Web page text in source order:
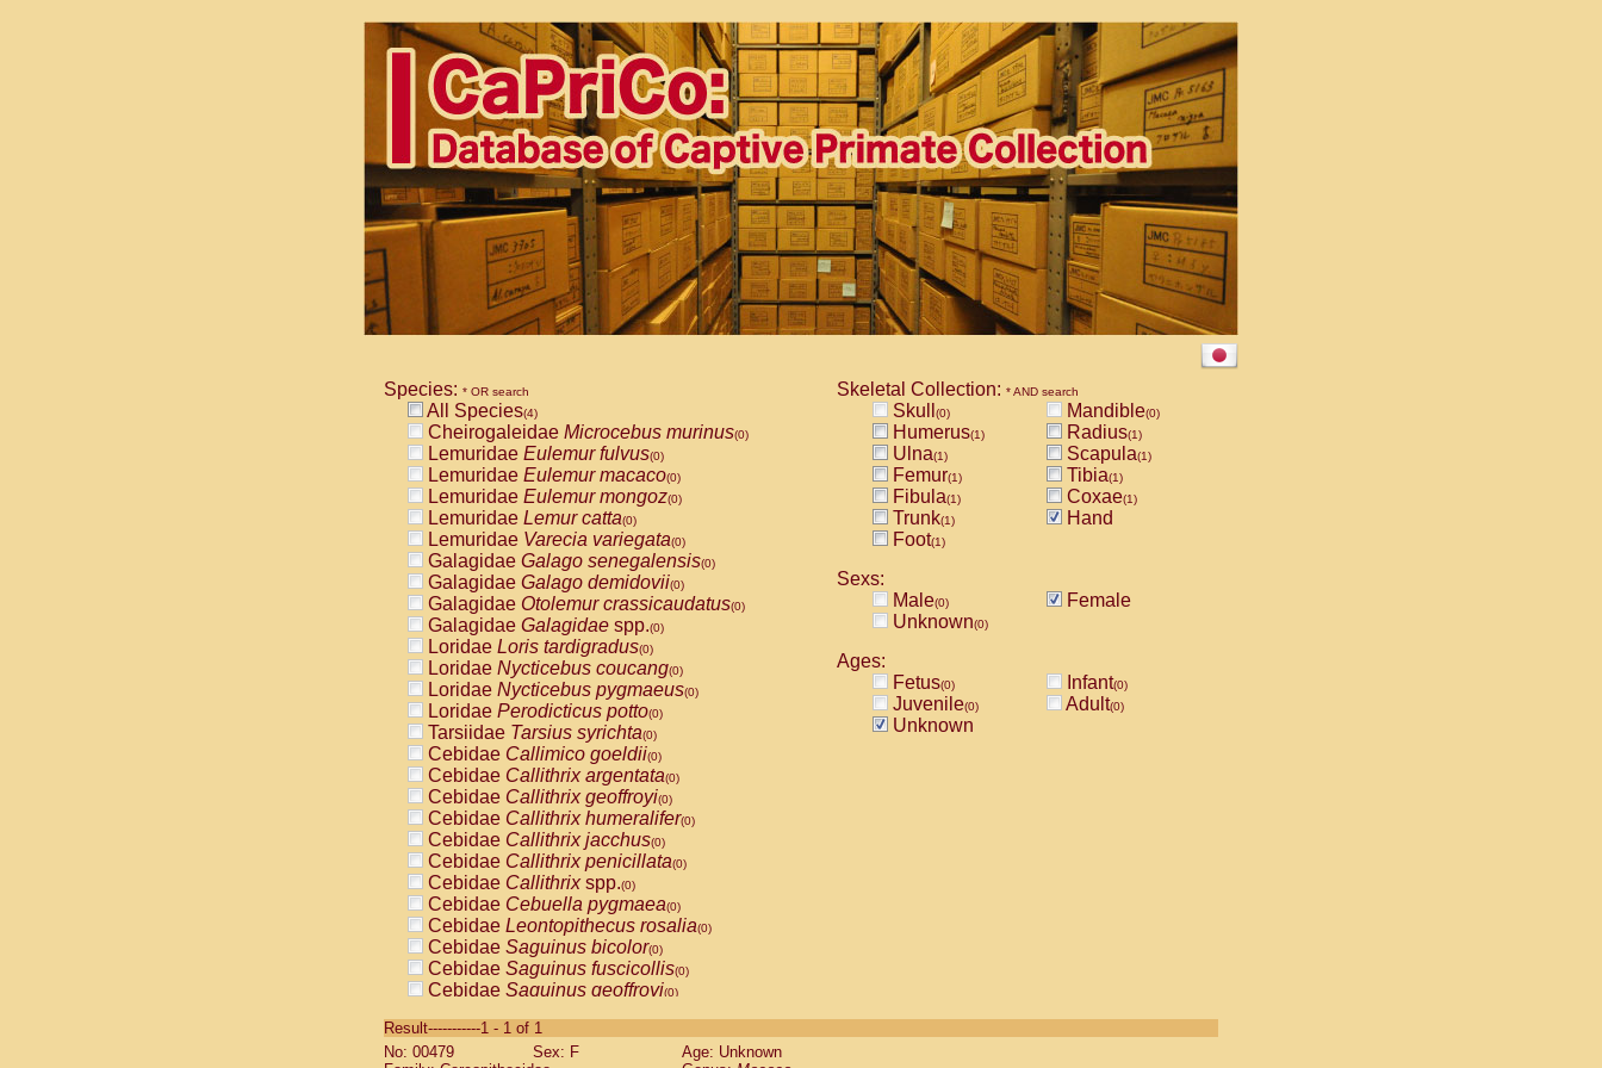
Species: * OR search
All Species(4)
Cheirogaleidae Microcebus murinus(0)
Lemuridae Eulemur fulvus(0)
Lemuridae Eulemur macaco(0)
Lemuridae Eulemur mongoz(0)
Lemuridae Lemur catta(0)
Lemuridae Varecia variegata(0)
Galagidae Galago senegalensis(0)
Galagidae Galago demidovii(0)
Galagidae Otolemur crassicaudatus(0)
Galagidae Galagidae spp.(0)
Loridae Loris tardigradus(0)
Loridae Nycticebus coucang(0)
Loridae Nycticebus pygmaeus(0)
Loridae Perodicticus potto(0)
Tarsiidae Tarsius syrichta(0)
Cebidae Callimico goeldii(0)
Cebidae Callithrix argentata(0)
Cebidae Callithrix geoffroyi(0)
Cebidae Callithrix humeralifer(0)
Cebidae Callithrix jacchus(0)
Cebidae Callithrix penicillata(0)
Cebidae Callithrixspp.(0)
Cebidae Cebuella pygmaea(0)
Cebidae Leontopithecus rosalia(0)
Cebidae Saguinus bicolor(0)
Cebidae Saguinus fuscicollis(0)
Cebidae Saguinus geoffroyi(0)
CebidaeSaguinus labiatus(0)
Cebidae Saguinus leucopus (0)
Skeletal Collection: * AND search
Skull (0) Mandible(0)
Humerus(1) Radius(1)
Ulna(1) Scapula(1)
Femur(1) Tibia(1)
Fibula(1) Coxae(1)
Trunk(1)
Hand
Foot(1)
Sexs:
Male(0)
Female
Unknown(0)
Ages:
Fetus(0) Infant(0)
Juvenile(0) Adult(0)
Unknown
Result-----------1 - 1 of 1
No: 00479
Sex: F
Age: Unknown